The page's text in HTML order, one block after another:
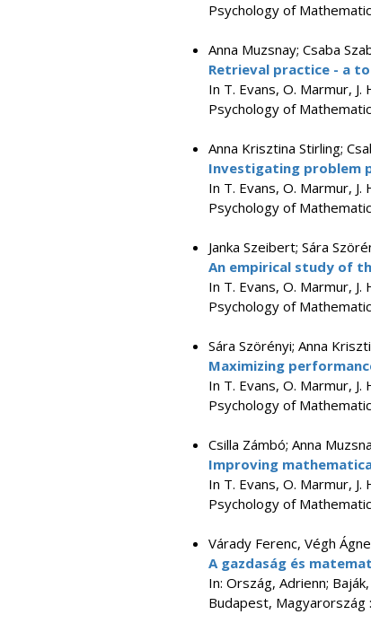
Psychology of
Anna Muzsnay; Csaba
Retrieval practice - a
In T. Evans, O. Marmur,
Psychology of
Anna Krisztina Stirling;
Investigating problem
In T. Evans, O. Marmur,
Psychology of
Janka Szeibert; Sára
An empirical study of
In T. Evans, O. Marmur,
Psychology of
Sára Szörényi; Anna
Maximizing
In T. Evans, O. Marmur,
Psychology of
Csilla Zámbó; Anna
Improving
In T. Evans, O. Marmur,
Psychology of
Várady Ferenc, Végh
A gazdaság és
In: Ország, Adrienn;
Budapest, Magyarország